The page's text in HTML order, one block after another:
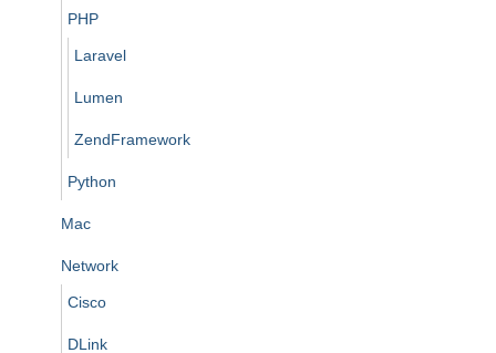
PHP
Laravel
Lumen
ZendFramework
Python
Mac
Network
Cisco
DLink